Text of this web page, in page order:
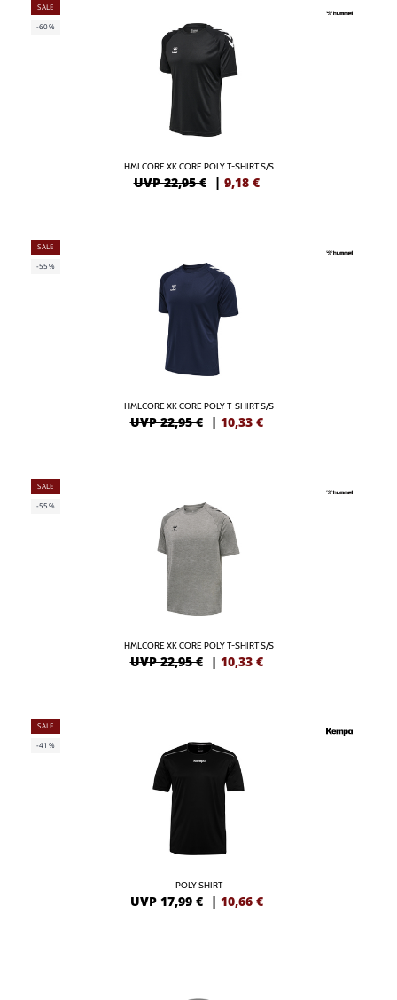
SALE
-60%
HMLCORE XK CORE POLY T-SHIRT S/S
UVP 22,95 € | 9,18 €
SALE
-55%
HMLCORE XK CORE POLY T-SHIRT S/S
UVP 22,95 € | 10,33 €
SALE
-55%
HMLCORE XK CORE POLY T-SHIRT S/S
UVP 22,95 € | 10,33 €
SALE
-41%
POLY SHIRT
UVP 17,99 € | 10,66 €